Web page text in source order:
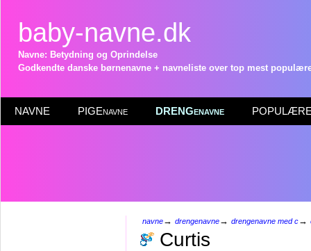
baby-navne.dk
Navne: Betydning og Oprindelse
Godkendte danske børnenavne + navneliste over top mest
NAVNE PIGEnavne DRENGenavne POPULÆRE
navne→ drengenavne→ drengenavne med c→
Curtis